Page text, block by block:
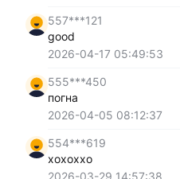
557***121
good
2026-04-17 05:49:53
555***450
погна
2026-04-05 08:12:37
554***619
xoxoxxo
2026-03-29 14:57:38